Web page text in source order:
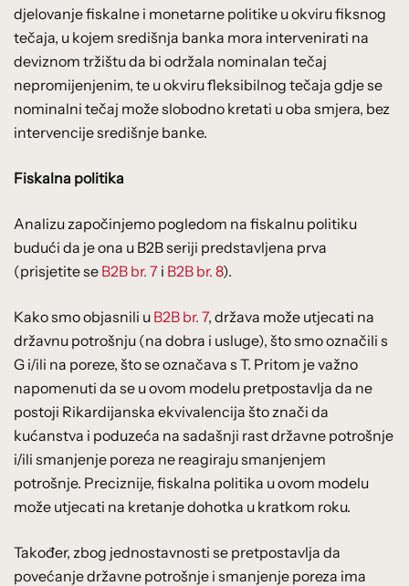
djelovanje fiskalne i monetarne politike u okviru fiksnog
tečaja, u kojem središnja banka mora intervenirati na
deviznom tržištu da bi održala nominalan tečaj
nepromijenjenim, te u okviru fleksibilnog tečaja gdje se
nominalni tečaj može slobodno kretati u oba smjera, bez
intervencije središnje banke.
Fiskalna politika
Analizu započinjemo pogledom na fiskalnu politiku
budući da je ona u B2B seriji predstavljena prva
(prisjetite se B2B br. 7 i B2B br. 8).
Kako smo objasnili u B2B br. 7, država može utjecati na
državnu potrošnju (na dobra i usluge), što smo označili s
G i/ili na poreze, što se označava s T. Pritom je važno
napomenuti da se u ovom modelu pretpostavlja da ne
postoji Rikardijanska ekvivalencija što znači da
kućanstva i poduzeća na sadašnji rast državne potrošnje
i/ili smanjenje poreza ne reagiraju smanjenjem
potrošnje. Preciznije, fiskalna politika u ovom modelu
može utjecati na kretanje dohotka u kratkom roku.
Također, zbog jednostavnosti se pretpostavlja da
povećanje državne potrošnje i smanjenje poreza ima